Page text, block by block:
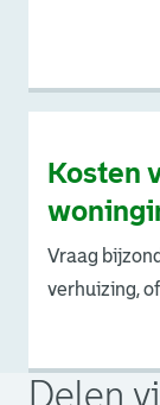
Kosten
Vraag
verhuizing,
Delen